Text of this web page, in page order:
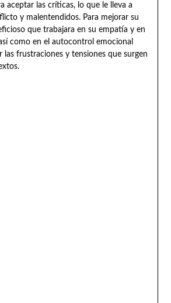
aceptar las críticas, lo que le lleva a
y malentendidos. Para mejorar su
que trabajara en su empatía y en
como en el autocontrol emocional
las frustraciones y tensiones que surgen